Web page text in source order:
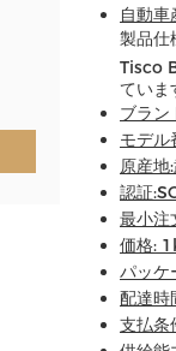
自動
製品仕
Tisco
ていま
ブラ
モデ
原産地
認証
最小注
価格:
パッケ
配達時
支払条